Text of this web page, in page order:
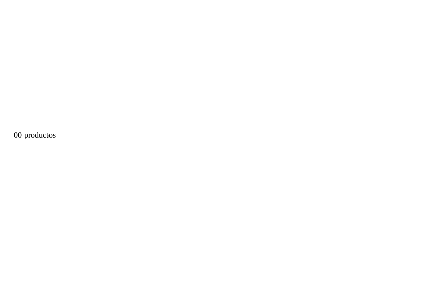
00 productos